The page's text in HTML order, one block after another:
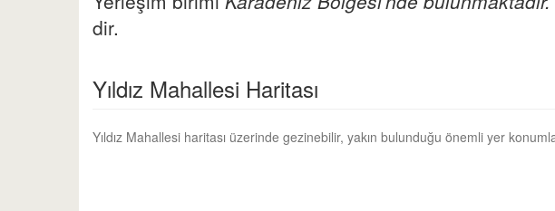
dir.
Yıldız Mahallesi Haritası
Yıldız Mahallesi haritası üzerinde gezinebilir, yakın bulunduğu önemli yer